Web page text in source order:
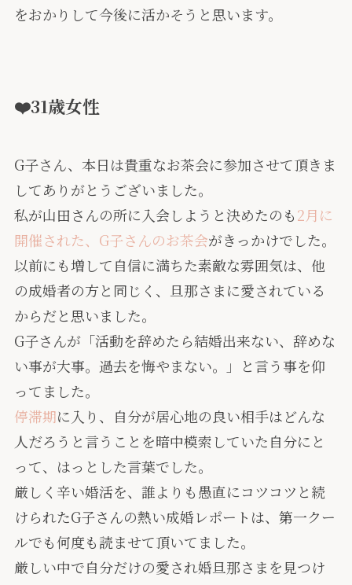
をおかりして今後に活かそうと思います。
❤️31歳女性
G子さん、本日は貴重なお茶会に参加させて頂きま
してありがとうございました。
私が山田さんの所に入会しようと決めたのも2月に
開催された、G子さんのお茶会がきっかけでした。
以前にも増して自信に満ちた素敵な雰囲気は、他
の成婚者の方と同じく、旦那さまに愛されている
からだと思いました。
G子さんが「活動を辞めたら結婚出来ない、辞めな
い事が大事。過去を悔やまない。」と言う事を仰
ってました。
停滞期に入り、自分が居心地の良い相手はどんな
人だろうと言うことを暗中模索していた自分にと
って、はっとした言葉でした。
厳しく辛い婚活を、誰よりも愚直にコツコツと続
けられたG子さんの熱い成婚レポートは、第一クー
ルでも何度も読ませて頂いてました。
厳しい中で自分だけの愛され婚旦那さまを見つけ